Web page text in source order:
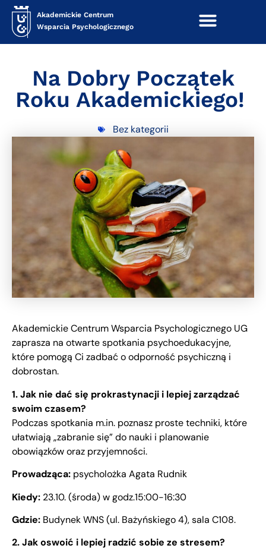
Akademickie Centrum
Wsparcia Psychologicznego
Na Dobry Początek
Roku Akademickiego!
Bez kategorii
Akademickie Centrum Wsparcia Psychologicznego UG
zaprasza na otwarte spotkania psychoedukacyjne,
które pomogą Ci zadbać o odporność psychiczną i
dobrostan.
1. Jak nie dać się prokrastynacji i lepiej zarządzać
swoim czasem?
Podczas spotkania m.in. poznasz proste techniki, które
ułatwiają „zabranie się” do nauki i planowanie
obowiązków oraz przyjemności.
Prowadząca: psycholożka Agata Rudnik
Kiedy: 23.10. (środa) w godz.15:00-16:30
Gdzie: Budynek WNS (ul. Bażyńskiego 4), sala C108.
2. Jak oswoić i lepiej radzić sobie ze stresem?